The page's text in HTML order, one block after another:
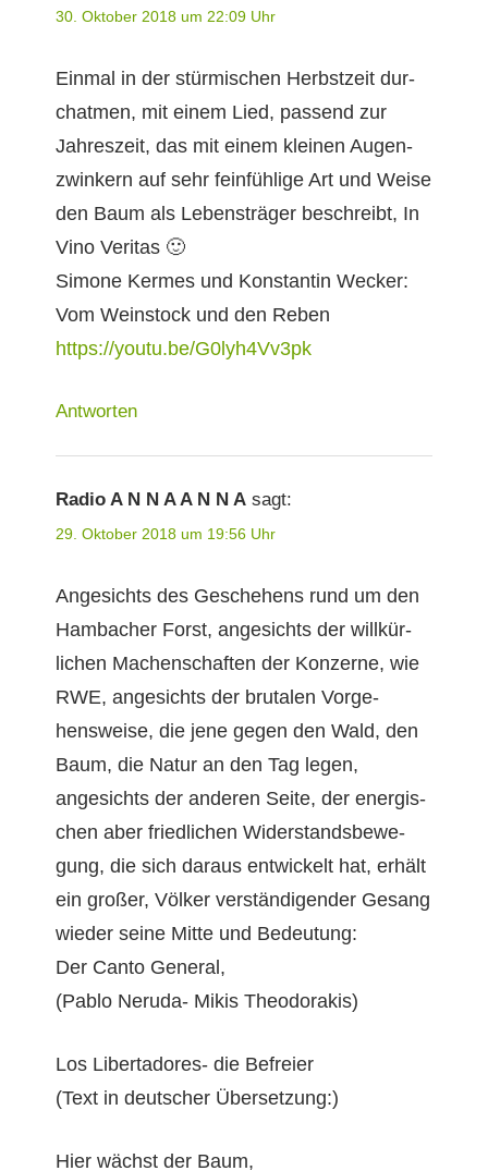
30. Oktober 2018 um 22:09 Uhr
Ein­mal in der stür­mis­chen Herb­stzeit dur­
chat­men, mit einem Lied, passend zur
Jahreszeit, das mit einem kleinen Augen­
zwinkern auf sehr fein­füh­lige Art und Weise
den Baum als Leben­sträger beschreibt, In
Vino Veritas 🙂
Simone Ker­mes und Kon­stan­tin Wecker:
Vom Wein­stock und den Reben
https://youtu.be/G0lyh4Vv3pk
Antworten
Radio A N N A A N N A sagt:
29. Oktober 2018 um 19:56 Uhr
Angesichts des Geschehens rund um den
Ham­bach­er Forst, angesichts der willkür­
lichen Machen­schaften der Konz­erne, wie
RWE, angesichts der bru­tal­en Vorge­
hensweise, die jene gegen den Wald, den
Baum, die Natur an den Tag leg­en,
angesichts der anderen Seite, der ener­gis­
chen aber friedlichen Wider­stands­be­we­
gung, die sich daraus entwick­elt hat, erhält
ein großer, Völk­er ver­ständi­gen­der Gesang
wieder seine Mitte und Bedeutung:
Der Can­to General,
(Pablo Neru­da- Mikis Theodorakis)
Los Lib­er­ta­dores- die Befreier
(Text in deutsch­er Übersetzung:)
Hier wächst der Baum,